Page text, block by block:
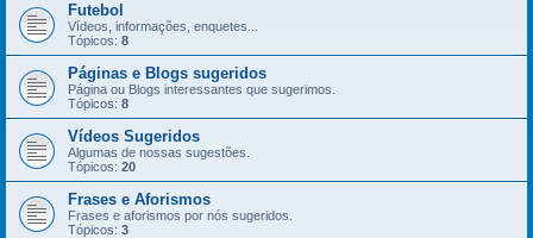
Futebol
Vídeos, informações, enquetes...
Tópicos: 8
Páginas e Blogs sugeridos
Página ou Blogs interessantes que sugerimos.
Tópicos: 8
Vídeos Sugeridos
Algumas de nossas sugestões.
Tópicos: 20
Frases e Aforismos
Frases e aforismos por nós sugeridos.
Tópicos: 3